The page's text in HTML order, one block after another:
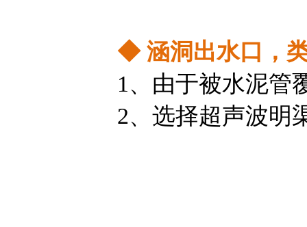
◆ 涵洞出水口，
1、由于被水泥管
2、选择超声波明